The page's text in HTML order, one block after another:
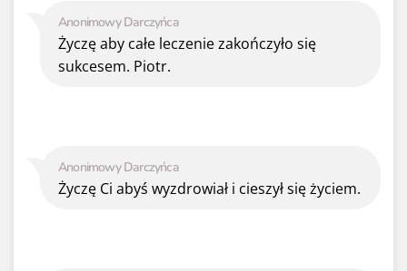
Anonimowy Darczyńca
Życzę Ci abyś wyzdrowiał i cieszył się życiem.
Anonimowy Darczyńca
Życzę aby całe leczenie zakończyło się
sukcesem. Piotr.